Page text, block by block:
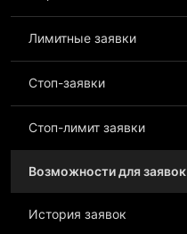
Лимитные заявки
Стоп-заявки
Стоп-лимит заявки
Возможности для заявок
История заявок